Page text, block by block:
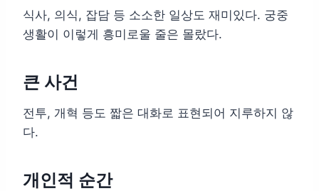
식사, 의식, 잡담 등 소소한 일상도 재미있다. 궁중
생활이 이렇게 흥미로울 줄은 몰랐다.
큰 사건
전투, 개혁 등도 짧은 대화로 표현되어 지루하지 않
다.
개인적 순간